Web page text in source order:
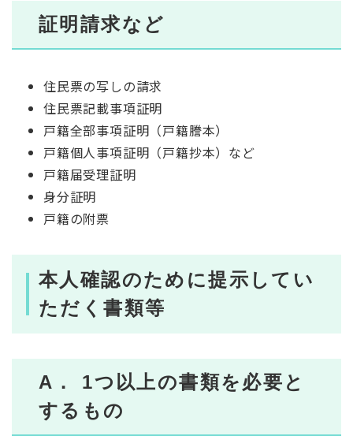
証明請求など
住民票の写しの請求
住民票記載事項証明
戸籍全部事項証明（戸籍謄本）
戸籍個人事項証明（戸籍抄本）など
戸籍届受理証明
身分証明
戸籍の附票
本人確認のために提示してい
ただく書類等
A． 1つ以上の書類を必要と
するもの